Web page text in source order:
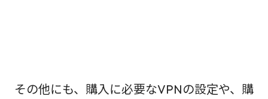
その他にも、購入に必要なVPNの設定や、購